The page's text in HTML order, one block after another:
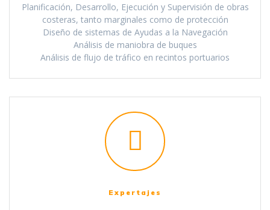
Planificación, Desarrollo, Ejecución y Supervisión de obras
costeras, tanto marginales como de protección
Diseño de sistemas de Ayudas a la Navegación
Análisis de maniobra de buques
Análisis de flujo de tráfico en recintos portuarios
Expertajes